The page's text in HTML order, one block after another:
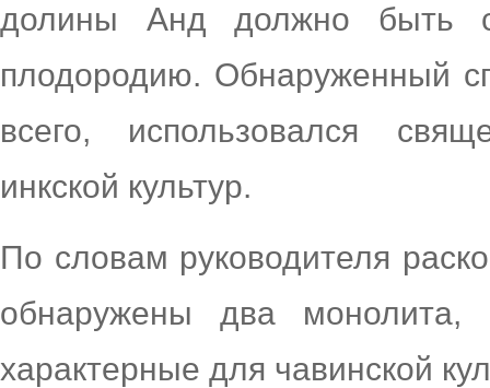
долины Анд должно быть
плодородию. Обнаруженный
всего, использовался
инкской культур.
По словам руководителя
обнаружены два
характерные для чавинской